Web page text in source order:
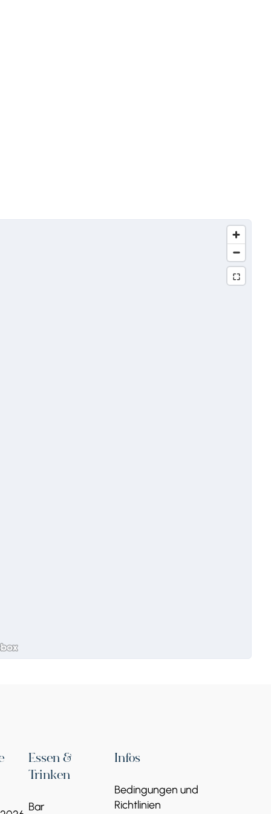
Essen &
Trinken
Bar
Infos
Bedingungen und
Richtlinien